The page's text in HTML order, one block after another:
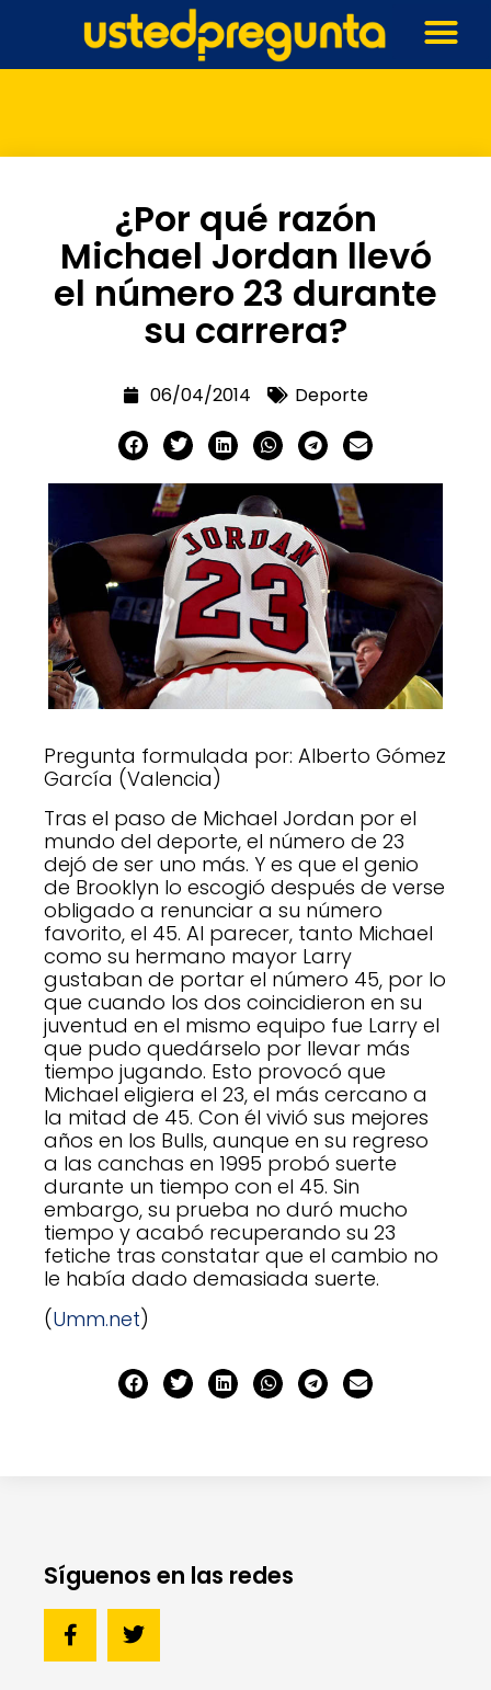
¿Por qué razón
Michael Jordan llevó
el número 23 durante
su carrera?
06/04/2014 Deporte
Pregunta formulada por: Alberto Gómez
García (Valencia)
Tras el paso de Michael Jordan por el
mundo del deporte, el número de 23
dejó de ser uno más. Y es que el genio
de Brooklyn lo escogió después de verse
obligado a renunciar a su número
favorito, el 45. Al parecer, tanto Michael
como su hermano mayor Larry
gustaban de portar el número 45, por lo
que cuando los dos coincidieron en su
juventud en el mismo equipo fue Larry el
que pudo quedárselo por llevar más
tiempo jugando. Esto provocó que
Michael eligiera el 23, el más cercano a
la mitad de 45. Con él vivió sus mejores
años en los Bulls, aunque en su regreso
a las canchas en 1995 probó suerte
durante un tiempo con el 45. Sin
embargo, su prueba no duró mucho
tiempo y acabó recuperando su 23
fetiche tras constatar que el cambio no
le había dado demasiada suerte.
(Umm.net)
Síguenos en las redes